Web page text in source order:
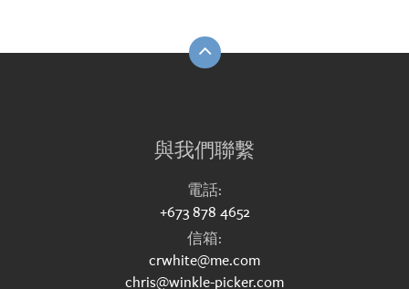
與我們聯繫
電話:
+673 878 4652
信箱:
crwhite@me.com
chris@winkle-picker.com